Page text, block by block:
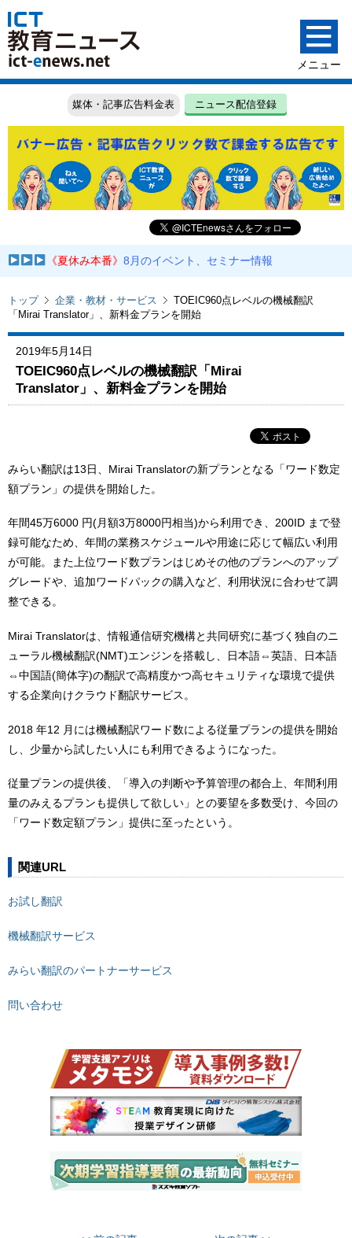
媒体・記事広告料金表 ニュース配信登録
《夏休み本番》8月のイベント、セミナー情報
トップ 企業・教材・サービス
TOEIC960点レベルの機械翻訳
「Mirai Translator」、新料金プランを開始
2019年5月14日
TOEIC960点レベルの機械翻訳「Mirai
Translator」、新料金プランを開始
みらい翻訳は13日、Mirai Translatorの新プランとなる「ワード数定
額プラン」の提供を開始した。
年間45万6000 円(月額3万8000円相当)から利用でき、200ID まで登
録可能なため、年間の業務スケジュールや用途に応じて幅広い利用
が可能。また上位ワード数プランはじめその他のプランへのアップ
グレードや、追加ワードパックの購入など、利用状況に合わせて調
整できる。
Mirai Translatorは、情報通信研究機構と共同研究に基づく独自のニ
ューラル機械翻訳(NMT)エンジンを搭載し、日本語⇔英語、日本語
⇔中国語(簡体字)の翻訳で高精度かつ高セキュリティな環境で提供
する企業向けクラウド翻訳サービス。
2018 年12 月には機械翻訳ワード数による従量プランの提供を開始
し、少量から試したい人にも利用できるようになった。
従量プランの提供後、「導入の判断や予算管理の都合上、年間利用
量のみえるプランも提供して欲しい」との要望を多数受け、今回の
「ワード数定額プラン」提供に至ったという。
関連URL
お試し翻訳
機械翻訳サービス
みらい翻訳のパートナーサービス
問い合わせ